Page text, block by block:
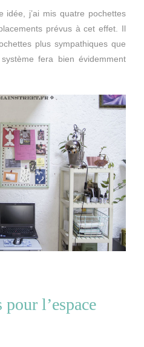
idée, j’ai mis quatre pochettes
prévus à cet effet. Il
plus sympathiques que
fera bien évidemment
l’espace